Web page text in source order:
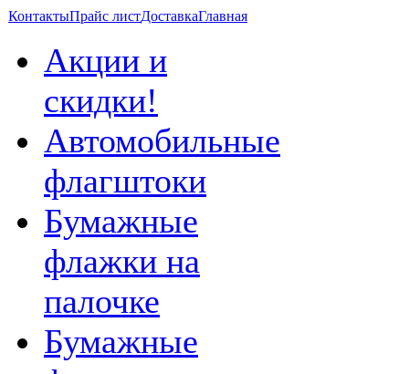
КонтактыПрайс листДоставкаГлавная
Акции и
скидки!
Aвтомобильные
флагштоки
Бумажные
флажки на
палочке
Бумажные